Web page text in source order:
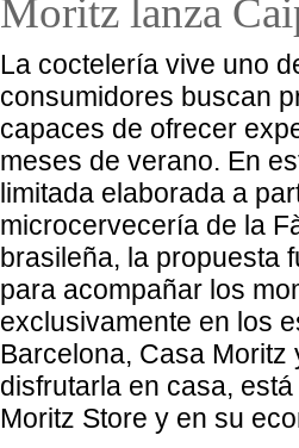
Moritz lanza
La coctelería vive uno
consumidores buscan
capaces de ofrecer
meses de verano. En
limitada elaborada a
microcervecería de la
brasileña, la propuesta
para acompañar los
exclusivamente en los
Barcelona, Casa
disfrutarla en casa,
Moritz Store y en su